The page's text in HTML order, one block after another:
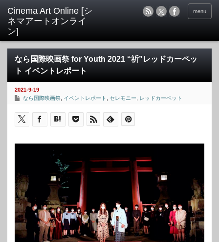
menu
なら国際映画祭 for Youth 2021 “祈”レッドカーペッ
ト イベントレポート
2021-9-19
なら国際映画祭 イベントレポート セレモニー レッドカーペット